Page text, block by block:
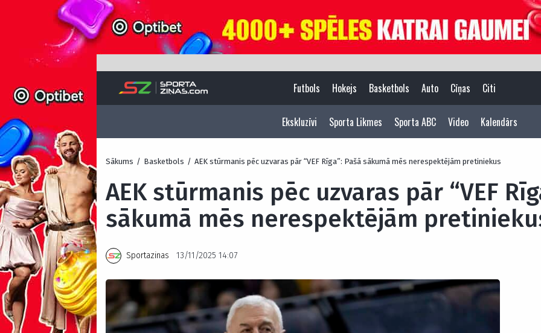
Futbols Hokejs Basketbols Auto Cīņas Citi
Ekskluzīvi Sporta Likmes Sporta ABC Video Kalendārs
Sākums / Basketbols / AEK stūrmanis pēc uzvaras pār “VEF Rīga”: Pašā sākumā mēs nerespektējām pretiniekus
AEK stūrmanis pēc uzvaras pār “VEF
sākumā mēs nerespektējām
Sportazinas 13/11/2025 14:07